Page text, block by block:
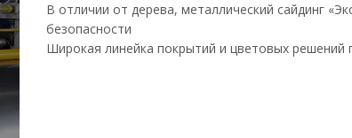
В отличии от дерева, металлический сайдинг
безопасности
Широкая линейка покрытий и цветовых